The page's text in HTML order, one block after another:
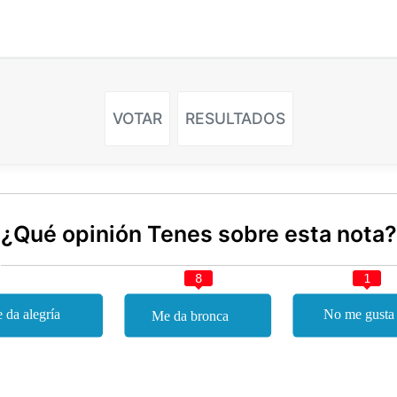
VOTAR RESULTADOS
¿Qué opinión Tenes sobre esta nota?
8 1